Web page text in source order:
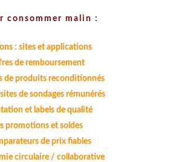
consommer malin :
: sites et applications
de remboursement
de produits reconditionnés
de sondages rémunérés
et labels de qualité
promotions et soldes
de prix fiables
circulaire / collaborative